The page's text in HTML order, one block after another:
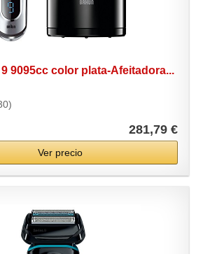
9095cc color plata-Afeitadora...
281,79 €
Ver precio